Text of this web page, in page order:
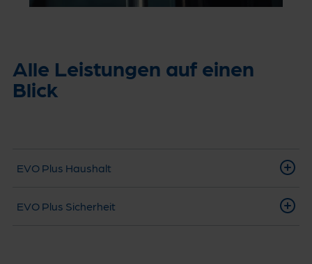
Alle Leistungen auf einen
Blick
EVO Plus Haushalt
EVO Plus Sicherheit